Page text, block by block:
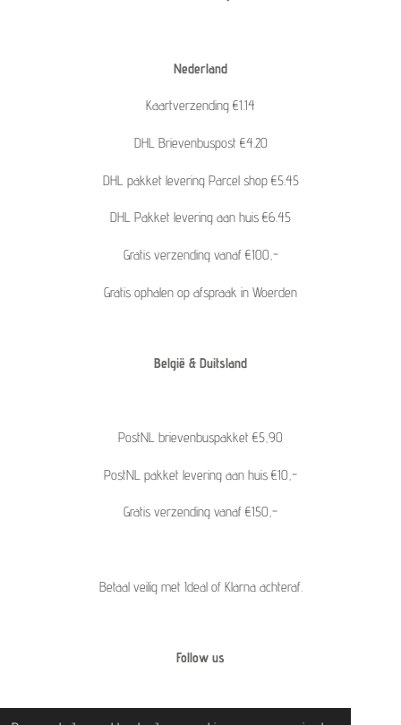
Nederland
Kaartverzending €1.14
DHL Brievenbuspost €4.20
DHL pakket levering Parcel shop €5.45
DHL Pakket levering aan huis €6.45
Gratis verzending vanaf €100,-
Gratis ophalen op afspraak in Woerden
België & Duitsland
PostNL brievenbuspakket €5,90
PostNL pakket levering aan huis €10,-
Gratis verzending vanaf €150,-
Betaal veilig met Ideal of Klarna achteraf.
Follow us